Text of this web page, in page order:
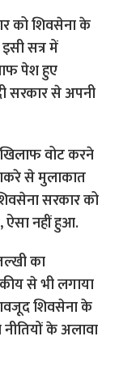
को शिवसेना के
सत्र में
पेश हुए
सरकार से अपनी
वोट करने
से मुलाकात
सरकार को
ऐसा नहीं हुआ.
का
से भी लगाया
शिवसेना के
के अलावा